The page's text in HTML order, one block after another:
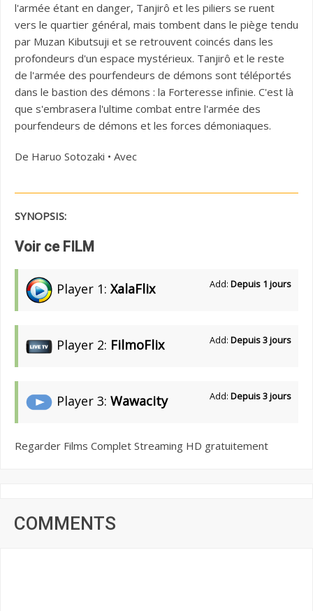
l'armée étant en danger, Tanjirô et les piliers se ruent
vers le quartier général, mais tombent dans le piège tendu
par Muzan Kibutsuji et se retrouvent coincés dans les
profondeurs d'un espace mystérieux. Tanjirô et le reste
de l'armée des pourfendeurs de démons sont téléportés
dans le bastion des démons : la Forteresse infinie. C'est là
que s'embrasera l'ultime combat entre l'armée des
pourfendeurs de démons et les forces démoniaques.
De Haruo Sotozaki • Avec
SYNOPSIS:
Voir ce FILM
Player 1: XalaFlix Add: Depuis 1 jours
Player 2: FilmoFlix Add: Depuis 3 jours
Player 3: Wawacity Add: Depuis 3 jours
Regarder Films Complet Streaming HD gratuitement
COMMENTS